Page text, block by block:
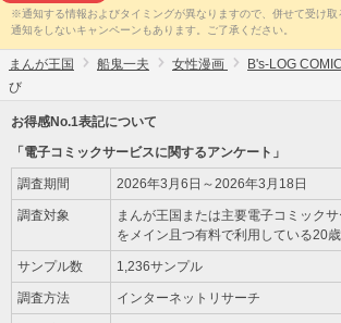
※通知する情報およびタイミングが異なりますので、併せて受け
通知をしないキャンペーンもあります。ご了承ください。
まんが王国 船鬼一夫 女性漫画 B's-LOG
び
お得感No.1表記について
「電子コミックサービスに関するアンケート」
調査期間 2026年3月6日～2026年3月18日
調査対象
まんが王国または主要電子コミック
をメイン且つ有料で利用している20
サンプル数 1,236サンプル
調査方法 インターネットリサーチ